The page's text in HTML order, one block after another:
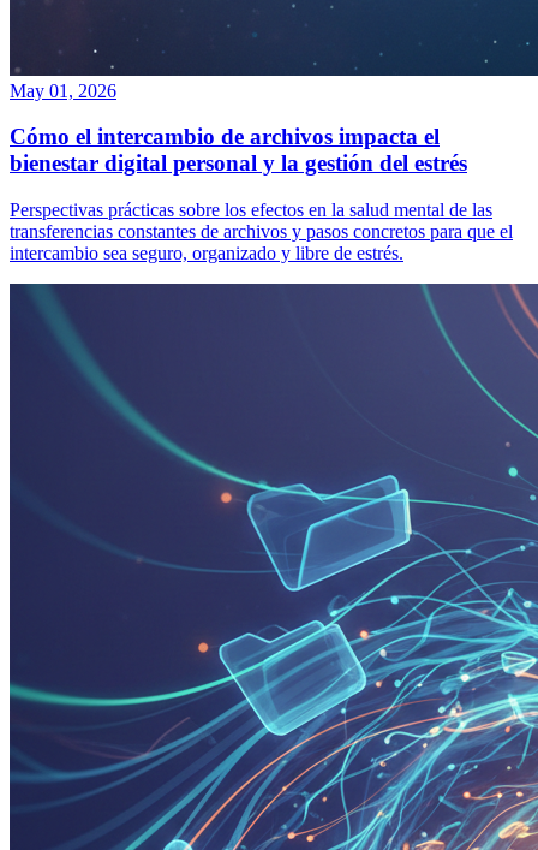
May 01, 2026
Cómo el intercambio de archivos impacta el
bienestar digital personal y la gestión del estrés
Perspectivas prácticas sobre los efectos en la salud mental de las
transferencias constantes de archivos y pasos concretos para que el
intercambio sea seguro, organizado y libre de estrés.